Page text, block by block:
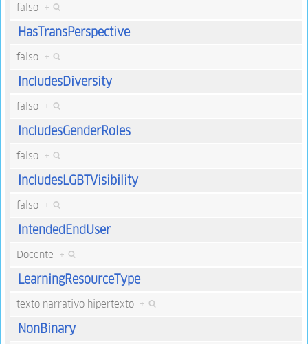
falso +
HasTransPerspective
falso +
IncludesDiversity
falso +
IncludesGenderRoles
falso +
IncludesLGBTVisibility
falso +
IntendedEndUser
Docente +
LearningResourceType
texto narrativo hipertexto +
NonBinary